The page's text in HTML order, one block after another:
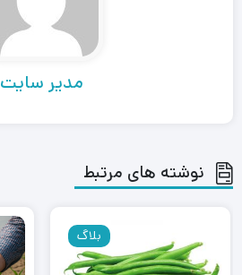
مدیر سایت
نوشته های مرتبط
بلاگ